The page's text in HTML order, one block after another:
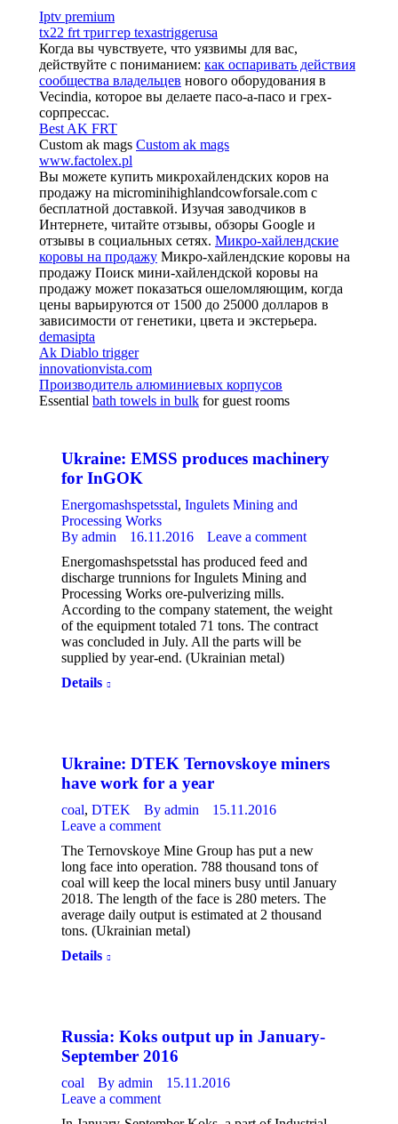
Iptv premium
tx22 frt триггер texastriggerusa
Когда вы чувствуете, что уязвимы для вас,
действуйте с пониманием: как оспаривать действия
сообщества владельцев нового оборудования в
Vecindia, которое вы делаете пасо-а-пасо и грех-
сорпрессас.
Best AK FRT
Custom ak mags Custom ak mags
www.factolex.pl
Вы можете купить микрохайлендских коров на
продажу на microminihighlandcowforsale.com с
бесплатной доставкой. Изучая заводчиков в
Интернете, читайте отзывы, обзоры Google и
отзывы в социальных сетях. Микро-хайлендские
коровы на продажу Микро-хайлендские коровы на
продажу Поиск мини-хайлендской коровы на
продажу может показаться ошеломляющим, когда
цены варьируются от 1500 до 25000 долларов в
зависимости от генетики, цвета и экстерьера.
demasipta
Ak Diablo trigger
innovationvista.com
Производитель алюминиевых корпусов
Essential bath towels in bulk for guest rooms
Ukraine: EMSS produces machinery
for InGOK
Energomashspetsstal, Ingulets Mining and
Processing Works
By admin 16.11.2016
Leave a comment
Energomashspetsstal has produced feed and
discharge trunnions for Ingulets Mining and
Processing Works ore-pulverizing mills.
According to the company statement, the weight
of the equipment totaled 71 tons. The contract
was concluded in July. All the parts will be
supplied by year-end. (Ukrainian metal)
Details
Ukraine: DTEK Ternovskoye miners
have work for a year
coal, DTEK By admin
15.11.2016
Leave a comment
The Ternovskoye Mine Group has put a new
long face into operation. 788 thousand tons of
coal will keep the local miners busy until January
2018. The length of the face is 280 meters. The
average daily output is estimated at 2 thousand
tons. (Ukrainian metal)
Details
Russia: Koks output up in January-
September 2016
coal By admin
15.11.2016
Leave a comment